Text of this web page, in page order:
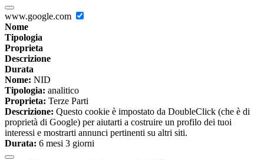
www.google.com
Nome
Tipologia
Proprieta
Descrizione
Durata
Nome: NID
Tipologia: analitico
Proprieta: Terze Parti
Descrizione: Questo cookie è impostato da DoubleClick (che è di
proprietà di Google) per aiutarti a costruire un profilo dei tuoi
interessi e mostrarti annunci pertinenti su altri siti.
Durata: 6 mesi 3 giorni